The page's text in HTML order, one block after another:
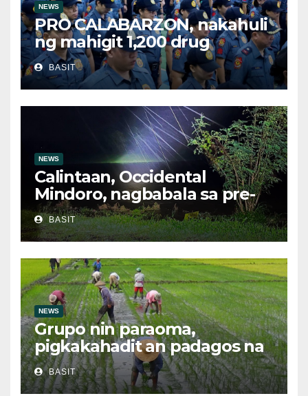
NEWS
PRO CALABARZON, nakahuli
ng mahigit 1,200 drug
suspects at tinatayang nasa
Php29.6M halaga ng ilegal na
droga nasamsam noong
Hulyo
BASIT
NEWS
Calintaan, Occidental
Mindoro, nagbabala sa pre-
evacuation dahil sa malakas
na ulan
BASIT
NEWS
Grupo nin paraoma,
pigkakahadit an padagos na
importasyon kasabay kan
nakatalaan na anihan
BASIT